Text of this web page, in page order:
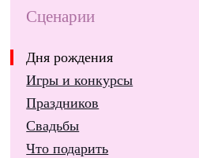
Сценарии
Дня рождения
Игры и конкурсы
Праздников
Свадьбы
Что подарить